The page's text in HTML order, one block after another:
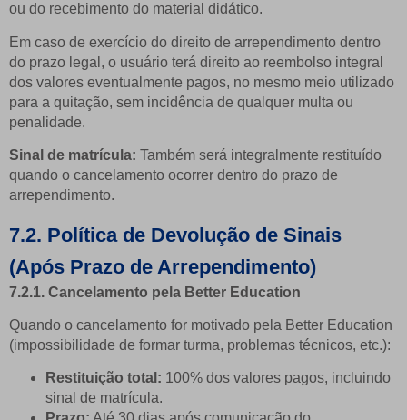
ou do recebimento do material didático.
Em caso de exercício do direito de arrependimento dentro
do prazo legal, o usuário terá direito ao reembolso integral
dos valores eventualmente pagos, no mesmo meio utilizado
para a quitação, sem incidência de qualquer multa ou
penalidade.
Sinal de matrícula: Também será integralmente restituído
quando o cancelamento ocorrer dentro do prazo de
arrependimento.
7.2. Política de Devolução de Sinais
(Após Prazo de Arrependimento)
7.2.1. Cancelamento pela Better Education
Quando o cancelamento for motivado pela Better Education
(impossibilidade de formar turma, problemas técnicos, etc.):
Restituição total: 100% dos valores pagos, incluindo
sinal de matrícula.